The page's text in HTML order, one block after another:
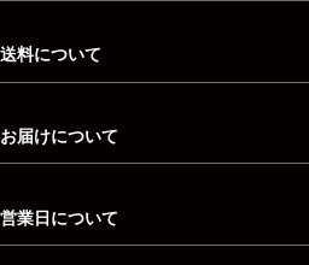
送料について
お届けについて
営業日について